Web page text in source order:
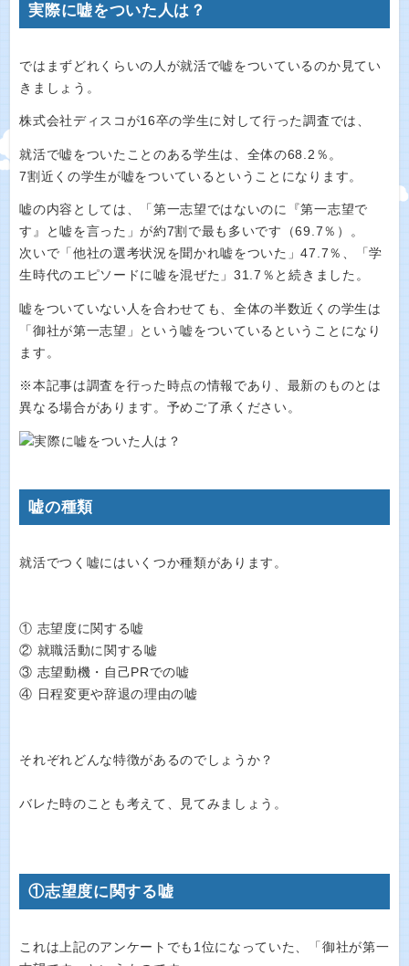
実際に嘘をついた人は？
ではまずどれくらいの人が就活で嘘をついているのか見てい
きましょう。
株式会社ディスコが16卒の学生に対して行った調査では、
就活で嘘をついたことのある学生は、全体の68.2％。
7割近くの学生が嘘をついているということになります。
嘘の内容としては、「第一志望ではないのに『第一志望で
す』と嘘を言った」が約7割で最も多いです（69.7％）。
次いで「他社の選考状況を聞かれ嘘をついた」47.7％、「学
生時代のエピソードに嘘を混ぜた」31.7％と続きました。
嘘をついていない人を合わせても、全体の半数近くの学生は
「御社が第一志望」という嘘をついているということになり
ます。
※本記事は調査を行った時点の情報であり、最新のものとは
異なる場合があります。予めご了承ください。
嘘の種類
就活でつく嘘にはいくつか種類があります。
① 志望度に関する嘘
② 就職活動に関する嘘
③ 志望動機・自己PRでの嘘
④ 日程変更や辞退の理由の嘘
それぞれどんな特徴があるのでしょうか？
バレた時のことも考えて、見てみましょう。
①志望度に関する嘘
これは上記のアンケートでも1位になっていた、「御社が第一